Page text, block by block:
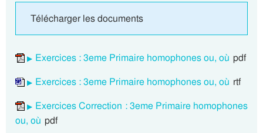
Télécharger les documents
Exercices : 3eme Primaire homophones ou, où pdf
Exercices : 3eme Primaire homophones ou, où rtf
Exercices Correction : 3eme Primaire homophones
ou, où pdf